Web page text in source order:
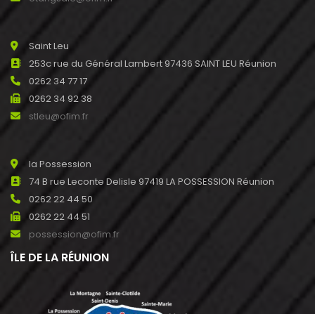
Saint Leu
253c rue du Général Lambert 97436 SAINT LEU Réunion
0262 34 77 17
0262 34 92 38
stleu@ofim.fr
la Possession
74 B rue Leconte Delisle 97419 LA POSSESSION Réunion
0262 22 44 50
0262 22 44 51
possession@ofim.fr
ÎLE DE LA RÉUNION